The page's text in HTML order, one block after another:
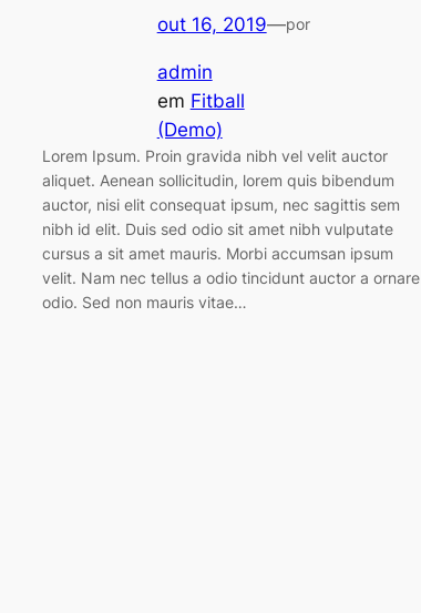
out 16, 2019—por
admin
em Fitball
(Demo)
Lorem Ipsum. Proin gravida nibh vel velit auctor
aliquet. Aenean sollicitudin, lorem quis bibendum
auctor, nisi elit consequat ipsum, nec sagittis sem
nibh id elit. Duis sed odio sit amet nibh vulputate
cursus a sit amet mauris. Morbi accumsan ipsum
velit. Nam nec tellus a odio tincidunt auctor a ornare
odio. Sed non mauris vitae…